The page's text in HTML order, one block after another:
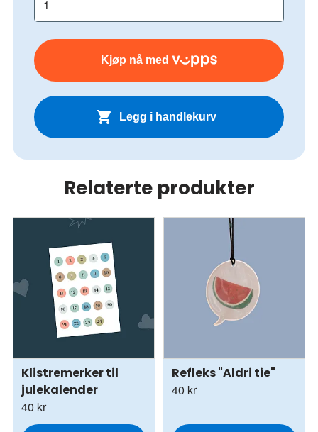
Kjøp nå med
Legg i handlekurv
Relaterte produkter
Klistremerker til
julekalender
40 kr
Refleks "Aldri tie"
40 kr